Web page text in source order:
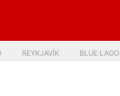
REYKJAVÍK BLUE